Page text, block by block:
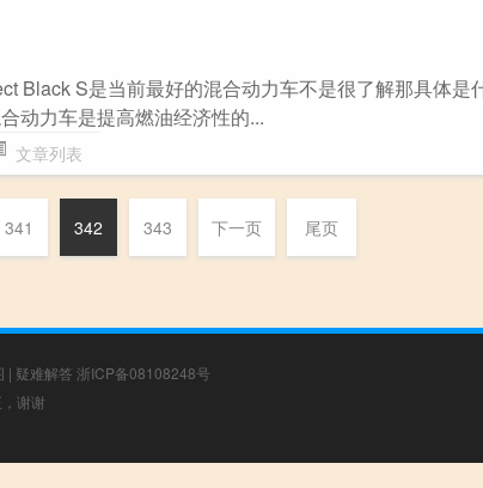
Black S是当前最好的混合动力车不是很了解那具体是
动力车是提高燃油经济性的...
文章列表
341 342 343 下一页 尾页
| 疑难解答 浙ICP备08108248号
谢谢